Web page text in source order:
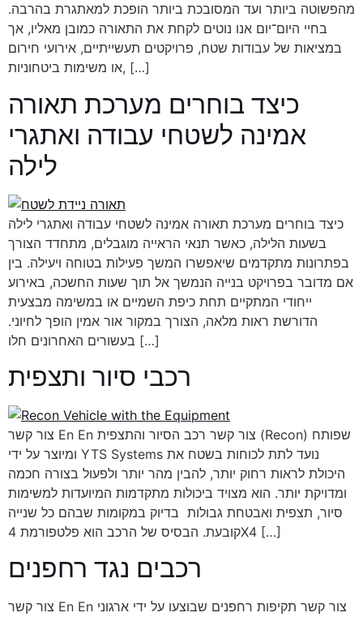
מהפשוטה ביותר ועד המסובכת ביותר הופכת למאתגרת בהרבה.
בחיי היום־יום אנו נוטים לקחת את התאורה כמובן מאליו, אך
במציאות של עבודות שטח, פרויקטים תעשייתיים, אירועי חירום
או משימות ביטחוניות, […]
כיצד בוחרים מערכת תאורה
אמינה לשטחי עבודה ואתגרי
לילה
כיצד בוחרים מערכת תאורה אמינה לשטחי עבודה ואתגרי לילה
בשעות הלילה, כאשר תנאי הראייה מוגבלים, מתחדד הצורך
בפתרונות מתקדמים שיאפשרו המשך פעילות בטוחה ויעילה. בין
אם מדובר בפרויקט בנייה הנמשך אל תוך שעות החשכה, באירוע
ייחודי המתקיים תחת כיפת השמיים או במשימה מבצעית
הדורשת ראות מלאה, הצורך במקור אור אמין הופך לחיוני.
בעשורים האחרונים חלו […]
רכבי סיור ותצפית
צור קשר En En צור קשר רכב הסיור והתצפית (Recon) שפותח
ומיוצר על ידי YTS Systems נועד לתת לכוחות בשטח את
היכולת לראות רחוק יותר, להבין מהר יותר ולפעול בצורה חכמה
ומדויקת יותר. הוא מצויד ביכולות מתקדמות המיועדות למשימות
סיור, תצפית ואבטחת גבולות בדיוק במקומות שבהם כל שנייה
קובעת. הבסיס של הרכב הוא פלטפורמת 4X4 […]
רכבים נגד רחפנים
צור קשר En En צור קשר תקיפות רחפנים שבוצעו על ידי ארגוני